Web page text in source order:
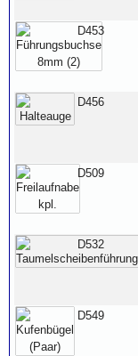
D453
D456
D509
D532
D549